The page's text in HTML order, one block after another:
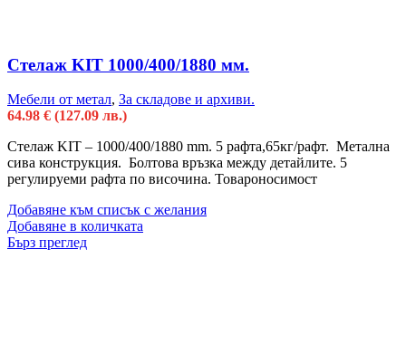
Стелаж KIT 1000/400/1880 мм.
Мебели от метал, За складове и архиви.
64.98 € (127.09 лв.)
Стелаж KIT – 1000/400/1880 mm. 5 рафта,65кг/рафт. Метална
сива конструкция. Болтова връзка между детайлите. 5
регулируеми рафта по височина. Товароносимост
Добавяне към списък с желания
Добавяне в количката
Бърз преглед